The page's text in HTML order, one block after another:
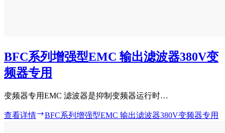
BFC系列增强型EMC 输出滤波器380V变
频器专用
变频器专用EMC 滤波器是抑制变频器运行时…
查看详情 BFC系列增强型EMC 输出滤波器380V变频器专用